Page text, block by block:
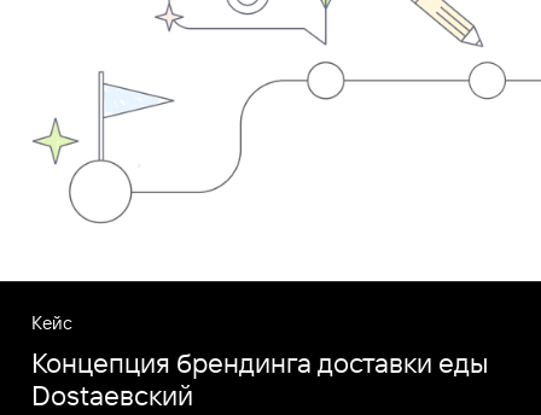
Кейс
Концепция брендинга доставки еды
Dostaевский